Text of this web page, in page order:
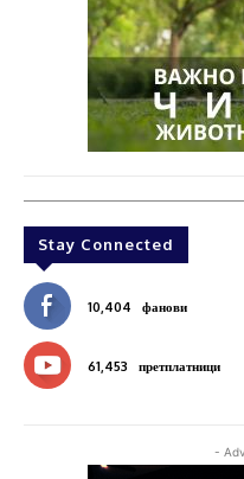
Stay Connected
10,404 фанови
61,453 претплатници
-